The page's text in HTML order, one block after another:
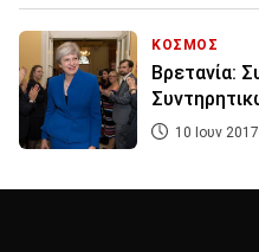
ΚΟΣΜΟΣ
Βρετανία:
10 Ιουν